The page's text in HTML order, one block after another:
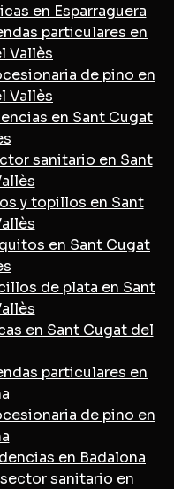
en Esparraguera
particulares en
Vallès
de pino en
Vallès
en Sant Cugat
sanitario en Sant
y topillos en Sant
en Sant Cugat
de plata en Sant
en Sant Cugat del
particulares en
de pino en
en Badalona
sanitario en